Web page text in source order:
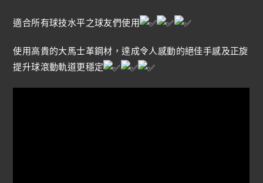
適合所有球技水平之球友們使用
使用高貴的大馬士革鋼材，達成令人感動的絕佳手感及正旋
提升球滾動軌道更穩定